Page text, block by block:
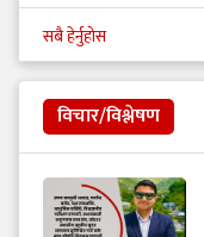
सबै हेर्नुहोस
विचार/विश्लेषण